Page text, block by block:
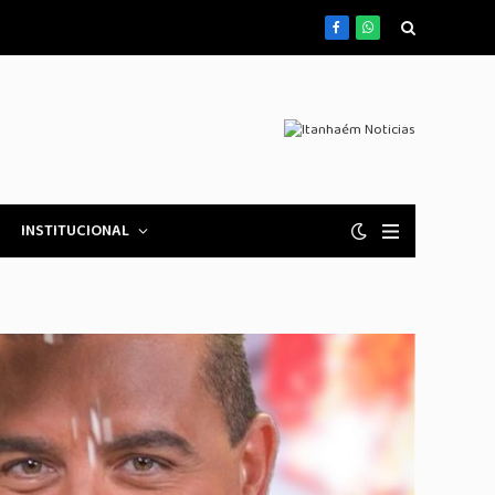
FacebookWhatsApp
INSTITUCIONAL